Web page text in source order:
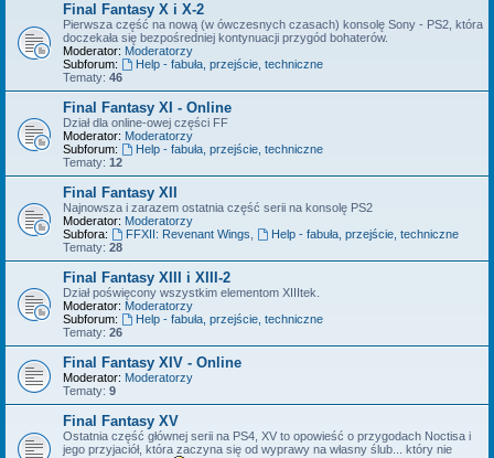
Final Fantasy X i X-2
Pierwsza część na nową (w ówczesnych czasach) konsolę Sony - PS2, która
doczekała się bezpośredniej kontynuacji przygód bohaterów.
Moderator: Moderatorzy
Subforum:
Help - fabuła, przejście, techniczne
Tematy: 46
Final Fantasy XI - Online
Dział dla online-owej części FF
Moderator: Moderatorzy
Subforum:
Help - fabuła, przejście, techniczne
Tematy: 12
Final Fantasy XII
Najnowsza i zarazem ostatnia część serii na konsolę PS2
Moderator: Moderatorzy
Subfora:
FFXII: Revenant Wings
Help - fabuła, przejście, techniczne
Tematy: 28
Final Fantasy XIII i XIII-2
Dział poświęcony wszystkim elementom XIIItek.
Moderator: Moderatorzy
Subforum:
Help - fabuła, przejście, techniczne
Tematy: 26
Final Fantasy XIV - Online
Moderator: Moderatorzy
Tematy: 9
Final Fantasy XV
Ostatnia część głównej serii na PS4, XV to opowieść o przygodach Noctisa i
jego przyjaciół, która zaczyna się od wyprawy na własny ślub... który nie